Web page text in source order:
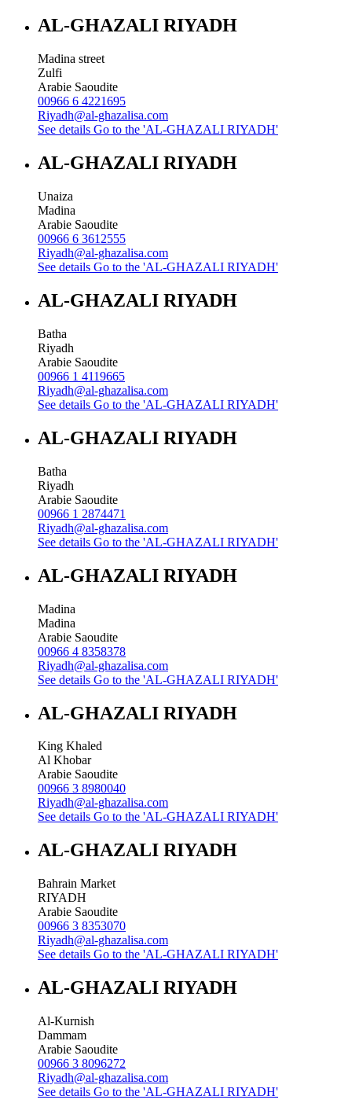
AL-GHAZALI RIYADH
Madina street
Zulfi
Arabie Saoudite
00966 6 4221695
Riyadh@al-ghazalisa.com
See details Go to the 'AL-GHAZALI RIYADH'
AL-GHAZALI RIYADH
Unaiza
Madina
Arabie Saoudite
00966 6 3612555
Riyadh@al-ghazalisa.com
See details Go to the 'AL-GHAZALI RIYADH'
AL-GHAZALI RIYADH
Batha
Riyadh
Arabie Saoudite
00966 1 4119665
Riyadh@al-ghazalisa.com
See details Go to the 'AL-GHAZALI RIYADH'
AL-GHAZALI RIYADH
Batha
Riyadh
Arabie Saoudite
00966 1 2874471
Riyadh@al-ghazalisa.com
See details Go to the 'AL-GHAZALI RIYADH'
AL-GHAZALI RIYADH
Madina
Madina
Arabie Saoudite
00966 4 8358378
Riyadh@al-ghazalisa.com
See details Go to the 'AL-GHAZALI RIYADH'
AL-GHAZALI RIYADH
King Khaled
Al Khobar
Arabie Saoudite
00966 3 8980040
Riyadh@al-ghazalisa.com
See details Go to the 'AL-GHAZALI RIYADH'
AL-GHAZALI RIYADH
Bahrain Market
RIYADH
Arabie Saoudite
00966 3 8353070
Riyadh@al-ghazalisa.com
See details Go to the 'AL-GHAZALI RIYADH'
AL-GHAZALI RIYADH
Al-Kurnish
Dammam
Arabie Saoudite
00966 3 8096272
Riyadh@al-ghazalisa.com
See details Go to the 'AL-GHAZALI RIYADH'